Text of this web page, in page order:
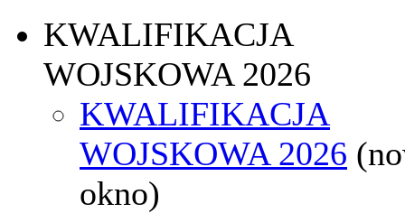
KWALIFIKACJA
WOJSKOWA 2026
KWALIFIKACJA
WOJSKOWA 2026
okno)